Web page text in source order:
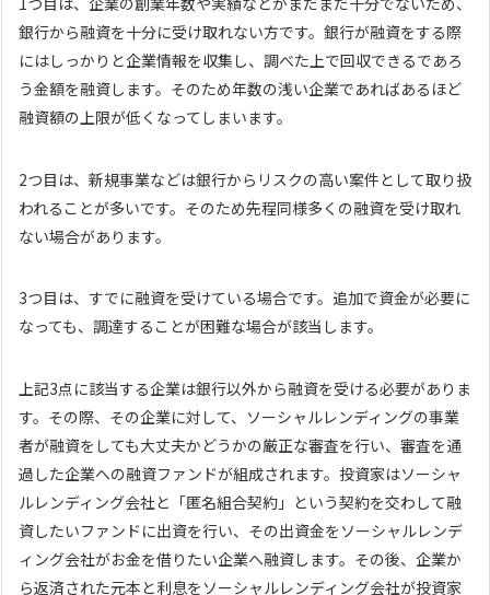
銀行から融資を十分に受け取れない方です。銀行が融資をする際
にはしっかりと企業情報を収集し、調べた上で回収できるであろ
う金額を融資します。そのため年数の浅い企業であればあるほど
融資額の上限が低くなってしまいます。
2つ目は、新規事業などは銀行からリスクの高い案件として取り扱
われることが多いです。そのため先程同様多くの融資を受け取れ
ない場合があります。
3つ目は、すでに融資を受けている場合です。追加で資金が必要に
なっても、調達することが困難な場合が該当します。
上記3点に該当する企業は銀行以外から融資を受ける必要がありま
す。その際、その企業に対して、ソーシャルレンディングの事業
者が融資をしても大丈夫かどうかの厳正な審査を行い、審査を通
過した企業への融資ファンドが組成されます。投資家はソーシャ
ルレンディング会社と「匿名組合契約」という契約を交わして融
資したいファンドに出資を行い、その出資金をソーシャルレンデ
ィング会社がお金を借りたい企業へ融資します。その後、企業か
ら返済された元本と利息をソーシャルレンディング会社が投資家